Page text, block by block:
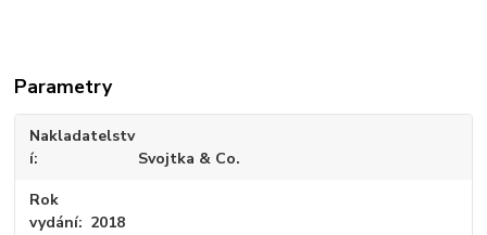
Parametry
Nakladatelstv
í
Svojtka & Co.
Rok
vydání
2018